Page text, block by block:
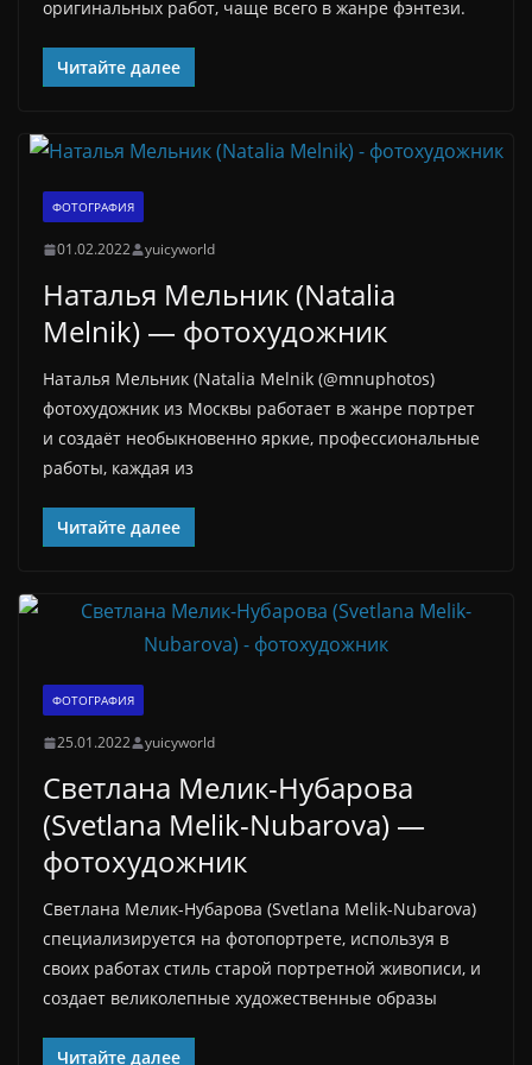
оригинальных работ, чаще всего в жанре фэнтези.
Читайте далее
ФОТОГРАФИЯ
01.02.2022 yuicyworld
Наталья Мельник (Natalia
Melnik) — фотохудожник
Наталья Мельник (Natalia Melnik (@mnuphotos)
фотохудожник из Москвы работает в жанре портрет
и создаёт необыкновенно яркие, профессиональные
работы, каждая из
Читайте далее
ФОТОГРАФИЯ
25.01.2022 yuicyworld
Светлана Мелик-Нубарова
(Svetlana Melik-Nubarova) —
фотохудожник
Светлана Мелик-Нубарова (Svetlana Melik-Nubarova)
специализируется на фотопортрете, используя в
своих работах стиль старой портретной живописи, и
создает великолепные художественные образы
Читайте далее